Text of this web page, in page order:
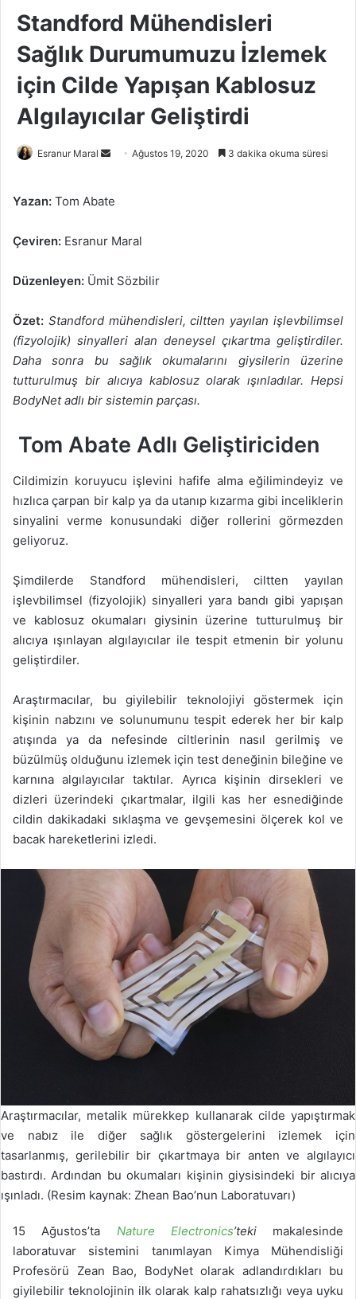
Standford Mühendisleri
Sağlık Durumumuzu İzlemek
için Cilde Yapışan Kablosuz
Algılayıcılar Geliştirdi
Esranur Maral
Bir
göndermek
Ağustos 19, 2020 3 dakika okuma süresi
Yazan: Tom Abate
Çeviren: Esranur Maral
Düzenleyen: Ümit Sözbilir
Özet: Standford mühendisleri, ciltten yayılan işlevbilimsel
(fizyolojik) sinyalleri alan deneysel çıkartma geliştirdiler.
Daha sonra bu sağlık okumalarını giysilerin üzerine
tutturulmuş bir alıcıya kablosuz olarak ışınladılar. Hepsi
BodyNet adlı bir sistemin parçası.
Tom Abate Adlı Geliştiriciden
Cildimizin koruyucu işlevini hafife alma eğilimindeyiz ve
hızlıca çarpan bir kalp ya da utanıp kızarma gibi inceliklerin
sinyalini verme konusundaki diğer rollerini görmezden
geliyoruz.
Şimdilerde Standford mühendisleri, ciltten yayılan
işlevbilimsel (fizyolojik) sinyalleri yara bandı gibi yapışan
ve kablosuz okumaları giysinin üzerine tutturulmuş bir
alıcıya ışınlayan algılayıcılar ile tespit etmenin bir yolunu
geliştirdiler.
Araştırmacılar, bu giyilebilir teknolojiyi göstermek için
kişinin nabzını ve solunumunu tespit ederek her bir kalp
atışında ya da nefesinde ciltlerinin nasıl gerilmiş ve
büzülmüş olduğunu izlemek için test deneğinin bileğine ve
karnına algılayıcılar taktılar. Ayrıca kişinin dirsekleri ve
dizleri üzerindeki çıkartmalar, ilgili kas her esnediğinde
cildin dakikadaki sıklaşma ve gevşemesini ölçerek kol ve
bacak hareketlerini izledi.
Araştırmacılar, metalik mürekkep kullanarak cilde yapıştırmak
ve nabız ile diğer sağlık göstergelerini izlemek için
tasarlanmış, gerilebilir bir çıkartmaya bir anten ve algılayıcı
bastırdı. Ardından bu okumaları kişinin giysisindeki bir alıcıya
ışınladı. (Resim kaynak: Zhean Bao’nun Laboratuvarı)
15 Ağustos’ta Nature Electronics’teki makalesinde
laboratuvar sistemini tanımlayan Kimya Mühendisliği
Profesörü Zean Bao, BodyNet olarak adlandırdıkları bu
giyilebilir teknolojinin ilk olarak kalp rahatsızlığı veya uyku